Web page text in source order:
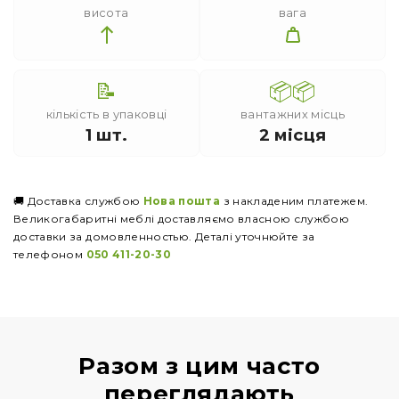
висота вага
📝
кількість в упаковці
1 шт.
📦📦
вантажних місць
2 місця
🚚 Доставка службою Нова пошта з накладеним платежем.
Великогабаритні меблі доставляємо власною службою
доставки за домовленностью. Деталі уточнюйте за
телефоном 050 411-20-30
Разом з цим часто